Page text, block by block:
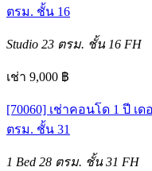
ตรม. ชั้น 16
Studio 23 ตรม. ชั้น 16 FH
เช่า 9,000 ฿
[70060] เช่าคอนโด 1 ปี เ
ตรม. ชั้น 31
1 Bed 28 ตรม. ชั้น 31 FH